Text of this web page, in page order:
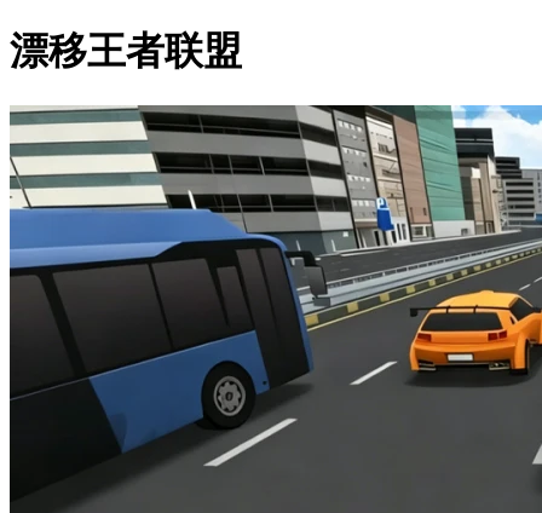
漂移王者联盟